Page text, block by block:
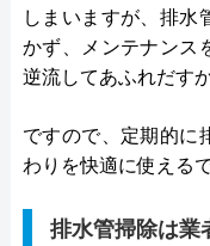
しまいますが、排水
かず、メンテナンス
逆流してあふれだす
ですので、定期的に
わりを快適に使える
排水管掃除は業